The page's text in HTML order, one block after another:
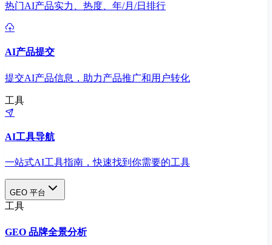
热门AI产品实力、热度、年/月/日排行
AI产品提交
提交AI产品信息，助力产品推广和用户转化
工具
AI工具导航
一站式AI工具指南，快速找到你需要的工具
GEO 平台
工具
GEO 品牌全景分析